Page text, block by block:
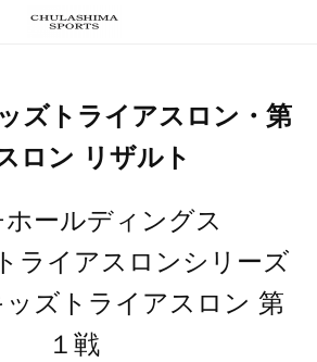
ズトライアスロン・第
ロン リザルト
ールディングス
ライアスロンシリーズ
ズトライアスロン 第
１戦